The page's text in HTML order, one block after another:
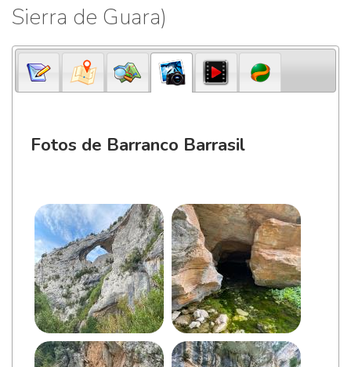
Sierra de Guara)
Fotos de Barranco Barrasil